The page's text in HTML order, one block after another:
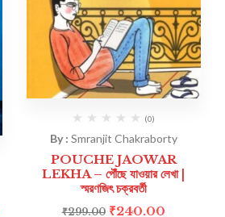
(0)
By : Smranjit Chakraborty
POUCHE JAOWAR
LEKHA – পৌঁছে যাওয়ার লেখা |
স্মরণজিৎ চক্রবর্তী
₹299.00 ₹240.00